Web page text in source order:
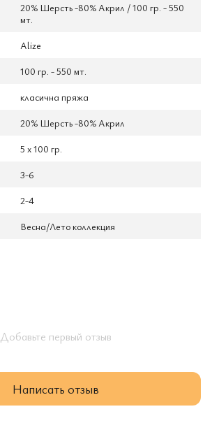
20% Шерсть -80% Aкрил / 100 гр. - 550
мт.
Alize
100 гр. - 550 мт.
класична пряжа
20% Шерсть -80% Aкрил
5 x 100 гр.
3-6
2-4
Весна/Лето коллекция
Добавьте первый отзыв
Написать отзыв